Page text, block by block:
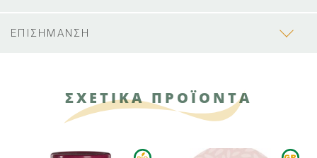
ΕΠΙΣΗΜΑΝΣΗ
ΣΧΕΤΙΚΑ ΠΡΟΪΟΝΤΑ